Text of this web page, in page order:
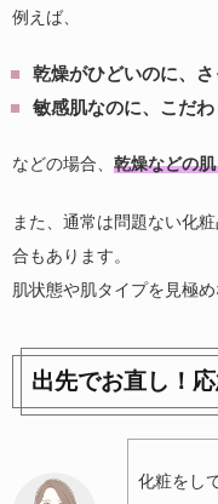
例えば、
乾燥がひどいのに、
敏感肌なのに、こだ
などの場合、 乾燥などの
また、通常は問題ない化
合もあります。
肌状態や肌タイプを見極
出先でお直し！
化粧をし